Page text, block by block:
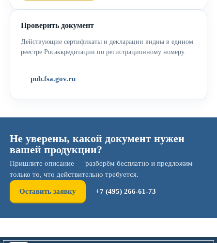
Проверить документ
Действующие сертификаты и декларации видны в едином
реестре Росаккредитации по регистрационному номеру.
pub.fsa.gov.ru
Не уверены, какой документ нужен
вашей продукции?
Пришлите описание — разберём бесплатно и предложим
только то, что действительно требуется.
Оставить заявку +7 (495) 266-61-73